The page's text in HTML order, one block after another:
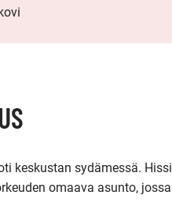
keskustan sydämessä.
omaava asunto,